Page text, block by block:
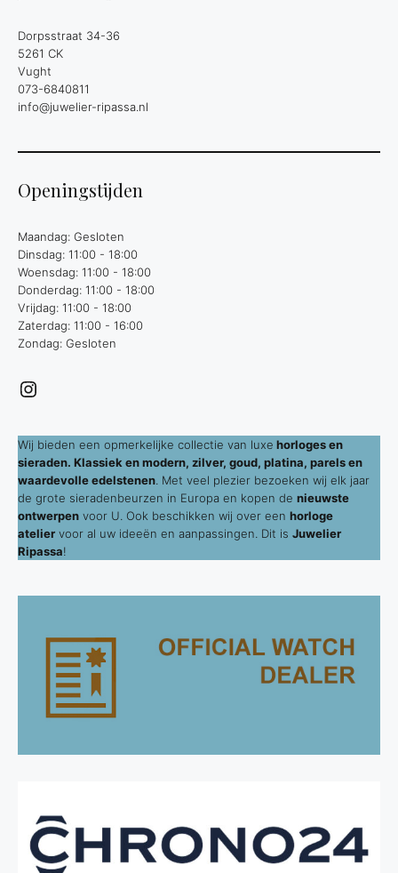
Dorpsstraat 34-36
5261 CK
Vught
073-6840811
info@juwelier-ripassa.nl
Openingstijden
Maandag: Gesloten
Dinsdag: 11:00 - 18:00
Woensdag: 11:00 - 18:00
Donderdag: 11:00 - 18:00
Vrijdag: 11:00 - 18:00
Zaterdag: 11:00 - 16:00
Zondag: Gesloten
Instagram
Wij bieden een opmerkelijke collectie van luxe horloges en
sieraden. Klassiek en modern, zilver, goud, platina, parels en
waardevolle edelstenen . Met veel plezier bezoeken wij elk jaar
de grote sieradenbeurzen in Europa en kopen de nieuwste
ontwerpen voor U. Ook beschikken wij over een horloge
atelier voor al uw ideeën en aanpassingen. Dit is Juwelier
Ripassa!